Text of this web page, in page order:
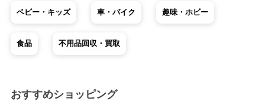
ベビー・キッズ 車・バイク 趣味・ホビー
食品 不用品回収・買取
おすすめショッピング